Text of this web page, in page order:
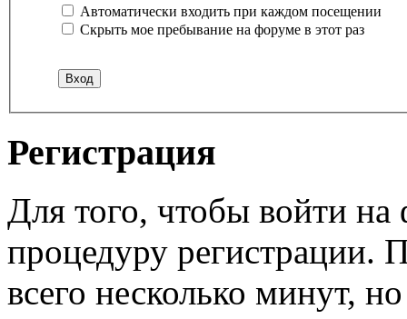
Автоматически входить при каждом посещении
Скрыть мое пребывание на форуме в этот раз
Регистрация
Для того, чтобы войти
процедуру регистрации.
всего несколько минут,